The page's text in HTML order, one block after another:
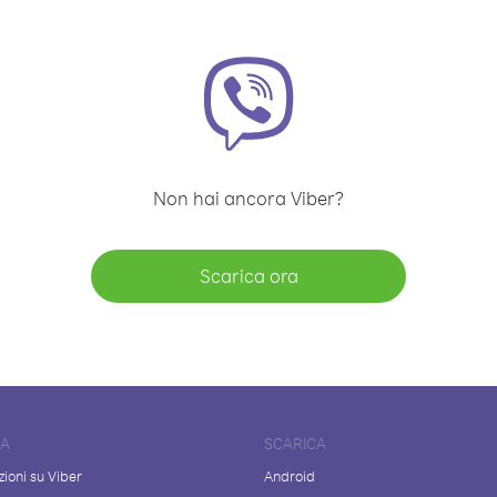
Non hai ancora Viber?
Scarica ora
su Viber
SCARICA
Android